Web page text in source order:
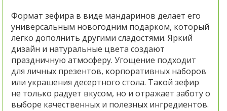
Формат зефира в виде мандаринов делает его
универсальным новогодним подарком, который
легко дополнить другими сладостями. Яркий
дизайн и натуральные цвета создают
праздничную атмосферу. Угощение подходит
для личных презентов, корпоративных наборов
или украшения десертного стола. Такой зефир
не только радует вкусом, но и отражает заботу о
выборе качественных и полезных ингредиентов.